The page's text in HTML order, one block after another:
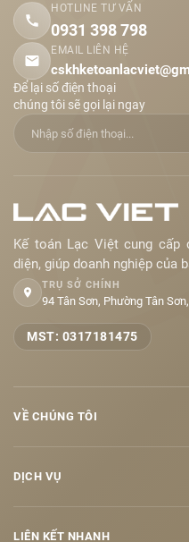
HOTLINE TƯ VẤN
0931 398 798
EMAIL LIÊN HỆ
Để lại số điện thoại
chúng tôi sẽ gọi lại ngay
Kế toán Lạc Việt cung cấp
diện, giúp doanh nghiệp của
TRỤ SỞ CHÍNH
94 Tân Sơn, Phường Tân
MST: 0317181475
VỀ CHÚNG TÔI
DỊCH VỤ
LIÊN KẾT NHANH